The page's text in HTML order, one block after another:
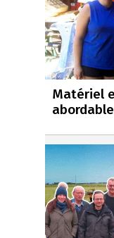
Matériel